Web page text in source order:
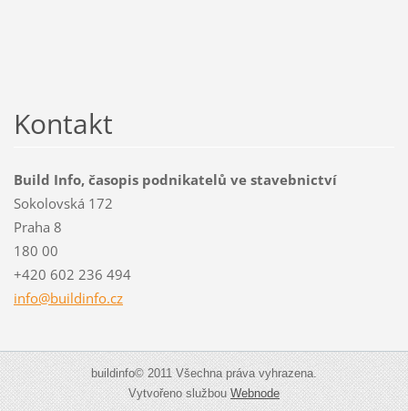
Kontakt
Build Info, časopis podnikatelů ve stavebnictví
Sokolovská 172
Praha 8
180 00
+420 602 236 494
info@buildinfo.cz
buildinfo© 2011 Všechna práva vyhrazena.
Vytvořeno službouWebnode